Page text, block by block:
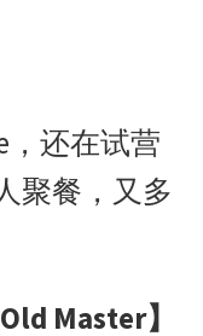
，还在试营
聚餐，又多
Master】